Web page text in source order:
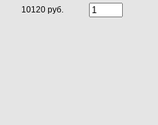
10120 руб.